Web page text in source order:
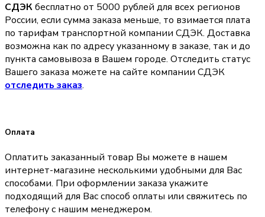
СДЭКбесплатно от 5000 рублей для всех регионов
России, если сумма заказа меньше, то взимается плата
по тарифам транспортной компании СДЭК. Доставка
возможна как по адресу указанному в заказе, так и до
пункта самовывоза в Вашем городе. Отследить статус
Вашего заказа можете на сайте компании СДЭК
отследить заказ.
Оплата
Оплатить заказанный товар Вы можете в нашем
интернет-магазине несколькими удобными для Вас
способами. При оформлении заказа укажите
подходящий для Вас способ оплаты или свяжитесь по
телефону с нашим менеджером.